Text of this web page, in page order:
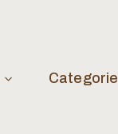
Categorie